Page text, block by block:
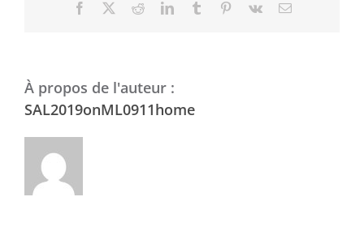
Facebook RedditLinkedInTumblr Pinterest
Vk Email
À propos de l'auteur :
SAL2019onML0911home